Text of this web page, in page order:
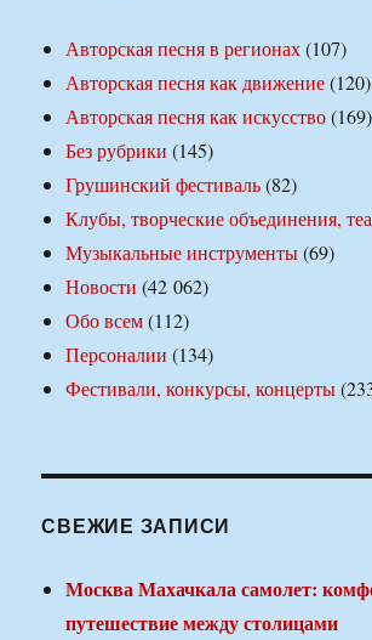
Авторская песня в регионах(107)
Авторская песня как движение(120)
Авторская песня как искусство(169)
Без рубрики (145)
Грушинский фестиваль(82)
Клубы, творческие объединения,
Музыкальные инструменты(69)
Новости (42 062)
Обо всем(112)
Персоналии (134)
Фестивали, конкурсы, концерты
СВЕЖИЕ ЗАПИСИ
Москва Махачкала самолет:
путешествие между столицами